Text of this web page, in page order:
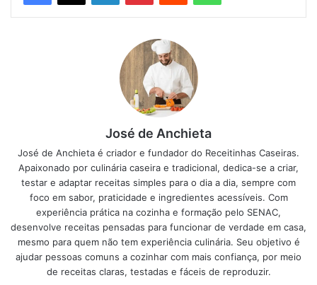
Calda Extra de Chocolate
Como fazer o bolo choconinho
4 xícaras de açúcar refinado
4 ovos
2 xícaras de manteiga derretida e quente
4 xícaras de farinha de trigo
3 xícaras de água quente
3 xícaras de chocolate em pó 50%
1 colher (chá) de sal
1 colher (sopa) de fermento em pó
José de Anchieta
José de Anchieta é criador e fundador do Receitinhas Caseiras.
Apaixonado por culinária caseira e tradicional, dedica-se a criar,
testar e adaptar receitas simples para o dia a dia, sempre com
foco em sabor, praticidade e ingredientes acessíveis. Com
experiência prática na cozinha e formação pelo SENAC,
desenvolve receitas pensadas para funcionar de verdade em casa,
mesmo para quem não tem experiência culinária. Seu objetivo é
ajudar pessoas comuns a cozinhar com mais confiança, por meio
de receitas claras, testadas e fáceis de reproduzir.